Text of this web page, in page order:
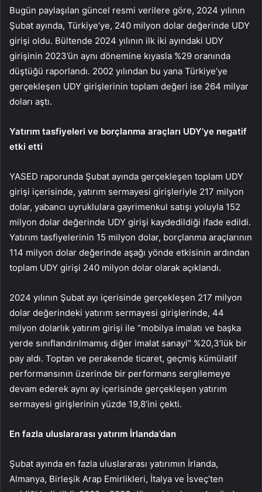
Bugün paylaşılan güncel resmi verilere göre, 2024 yılının
Şubat ayında, Türkiye’ye, 240 milyon dolar değerinde UDY
girişi oldu. Bültende 2024 yılının ilk iki ayındaki UDY
girişinin 2023’ün aynı dönemine kıyasla %29 oranında
düştüğü raporlandı. 2002 yılından bu yana Türkiye’ye
gerçekleşen UDY girişlerinin toplam değeri ise 264 milyar
doları aştı.
Yatırım tasfiyeleri ve borçlanma araçları UDY’ye negatif
etki etti
YASED raporunda Şubat ayında gerçekleşen toplam UDY
girişi içerisinde, yatırım sermayesi girişleriyle 217 milyon
dolar, yabancı uyruklulara gayrimenkul satışı yoluyla 152
milyon dolar değerinde UDY girişi kaydedildiği ifade edildi.
Yatırım tasfiyelerinin 15 milyon dolar, borçlanma araçlarının
114 milyon dolar değerinde aşağı yönde etkisinin ardından
toplam UDY girişi 240 milyon dolar olarak açıklandı.
2024 yılının Şubat ayı içerisinde gerçekleşen 217 milyon
dolar değerindeki yatırım sermayesi girişlerinde, 44
milyon dolarlık yatırım girişi ile “mobilya imalatı ve başka
yerde sınıflandırılmamış diğer imalat sanayi” %20,3’lük bir
pay aldı. Toptan ve perakende ticaret, geçmiş kümülatif
performansının üzerinde bir performans sergilemeye
devam ederek aynı ay içerisinde gerçekleşen yatırım
sermayesi girişlerinin yüzde 19,8’ini çekti.
En fazla uluslararası yatırım İrlanda’dan
Şubat ayında en fazla uluslararası yatırımın İrlanda,
Almanya, Birleşik Arap Emirlikleri, İtalya ve İsveç’ten